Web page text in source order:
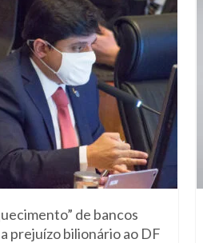
de bancos
prejuízo bilionário ao DF